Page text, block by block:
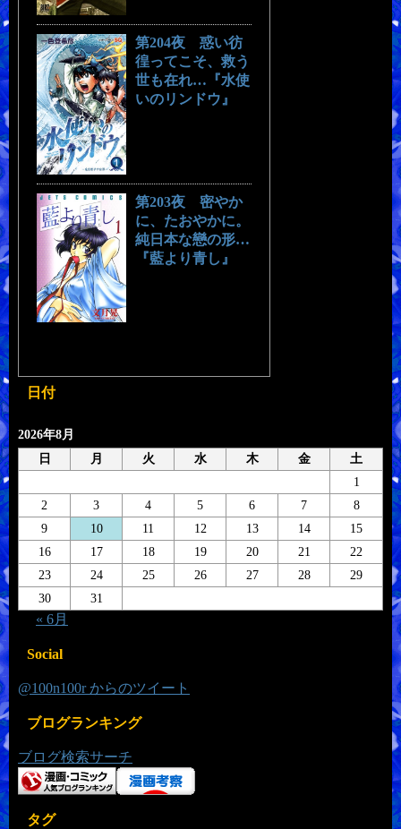
第204夜 惑い彷
徨ってこそ、救う
世も在れ…『水使
いのリンドウ』
第203夜 密やか
に、たおやかに。
純日本な戀の形…
『藍より青し』
日付
2026年8月
日
月 火 水 木 金
土
1
2
3 4 5 6 7
8
9
10 11 12 13 14
15
16
17 18 19 20 21
22
23
24 25 26 27 28
29
30
31
« 6月
Social
@100n100r からのツイート
ブログランキング
ブログ検索サーチ
タグ